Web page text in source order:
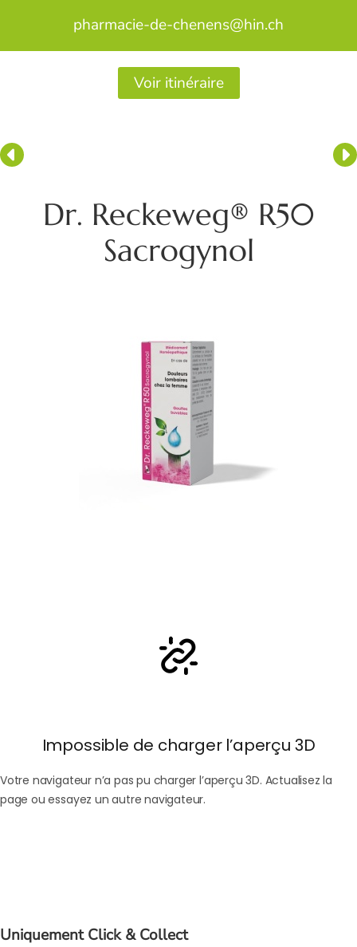
pharmacie-de-chenens@hin.ch
Voir itinéraire
Dr. Reckeweg® R50
Sacrogynol
Uniquement Click & Collect